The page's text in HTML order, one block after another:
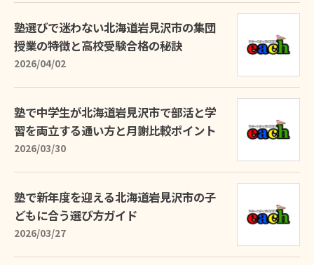
塾選びで迷わない北海道岩見沢市の集団
授業の特徴と高校受験合格の秘訣
2026/04/02
塾で中学生が北海道岩見沢市で部活と学
習を両立する通い方と月謝比較ポイント
2026/03/30
塾で新年度を迎える北海道岩見沢市の子
どもに合う選び方ガイド
2026/03/27